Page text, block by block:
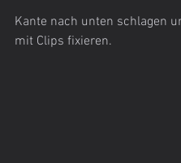
Kante nach unten schlagen
mit Clips fixieren.